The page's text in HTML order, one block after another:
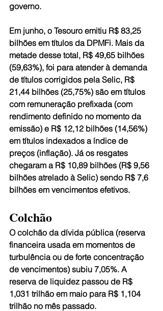
governo.
Em junho, o Tesouro emitiu R$ 83,25
bilhões em títulos da DPMFi. Mais da
metade desse total, R$ 49,65 bilhões
(59,63%), foi para atender à demanda
de títulos corrigidos pela Selic, R$
21,44 bilhões (25,75%) são em títulos
com remuneração prefixada (com
rendimento definido no momento da
emissão) e R$ 12,12 bilhões (14,56%)
em títulos indexados a índice de
preços (inflação). Já os resgates
chegaram a R$ 10,89 bilhões (R$ 9,56
bilhões atrelado à Selic) sendo R$ 7,6
bilhões em vencimentos efetivos.
Colchão
O colchão da dívida pública (reserva
financeira usada em momentos de
turbulência ou de forte concentração
de vencimentos) subiu 7,05%. A
reserva de liquidez passou de R$
1,031 trilhão em maio para R$ 1,104
trilhão no mês passado.